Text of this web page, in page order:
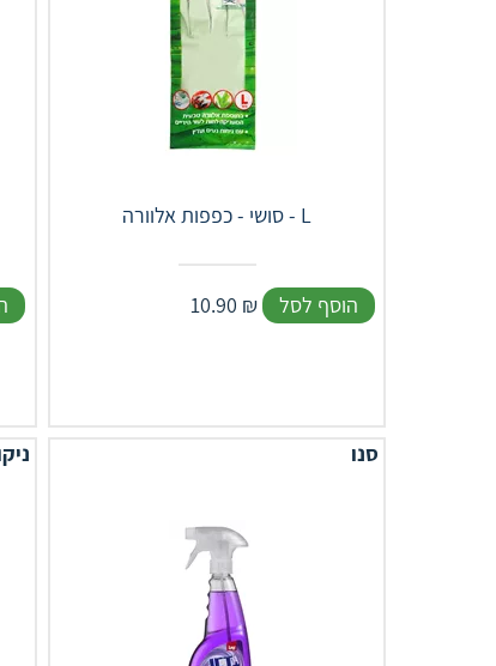
סושי - כפפות אלוורה - L
10.90 ₪ הוסף לסל
סנו